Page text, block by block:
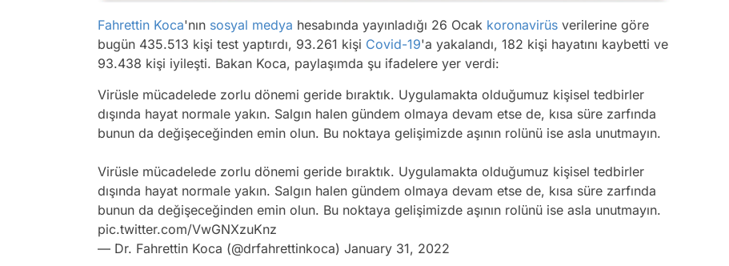
Fahrettin Koca'nın sosyal medya hesabında yayınladığı 26 Ocak koronavirüs verilerine göre
bugün 435.513 kişi test yaptırdı, 93.261 kişi Covid-19'a yakalandı, 182 kişi hayatını kaybetti ve
93.438 kişi iyileşti. Bakan Koca, paylaşımda şu ifadelere yer verdi:
Virüsle mücadelede zorlu dönemi geride bıraktık. Uygulamakta olduğumuz kişisel tedbirler
dışında hayat normale yakın. Salgın halen gündem olmaya devam etse de, kısa süre zarfında
bunun da değişeceğinden emin olun. Bu noktaya gelişimizde aşının rolünü ise asla unutmayın.
Virüsle mücadelede zorlu dönemi geride bıraktık. Uygulamakta olduğumuz kişisel tedbirler
dışında hayat normale yakın. Salgın halen gündem olmaya devam etse de, kısa süre zarfında
bunun da değişeceğinden emin olun. Bu noktaya gelişimizde aşının rolünü ise asla unutmayın.
pic.twitter.com/VwGNXzuKnz
— Dr. Fahrettin Koca (@drfahrettinkoca) January 31, 2022
Video